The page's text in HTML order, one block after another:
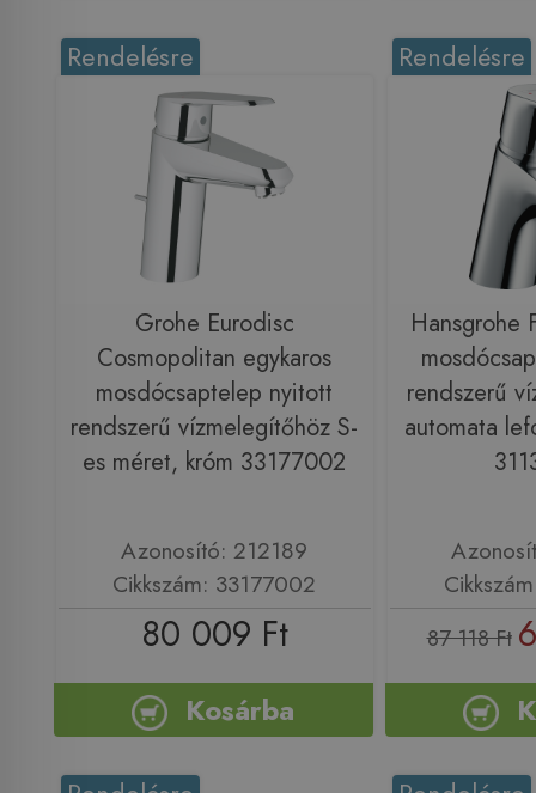
Rendelésre
Grohe Eurodisc
Cosmopolitan egykaros
mosdócsaptelep nyitott
rendszerű vízmelegítőhöz S-
es méret, króm 33177002
Azonosító: 212189
Cikkszám: 33177002
80 009 Ft
Kosárba
Rendelésre
Hansgrohe
rendszerű
automata
87 118 Ft